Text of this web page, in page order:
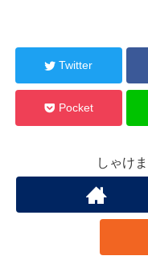
Twitter
Pocket
しゃけ